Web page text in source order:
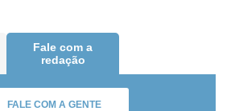
Fale com a
redação
FALE COM A GENTE